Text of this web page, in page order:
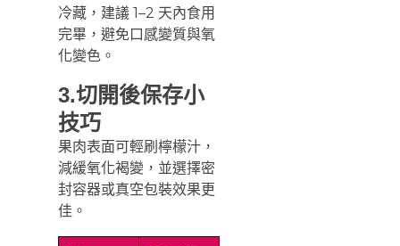
冷藏，建議 1–2 天內食用
完畢，避免口感變質與氧
化變色。
3.切開後保存小
技巧
果肉表面可輕刷檸檬汁，
減緩氧化褐變，並選擇密
封容器或真空包裝效果更
佳。